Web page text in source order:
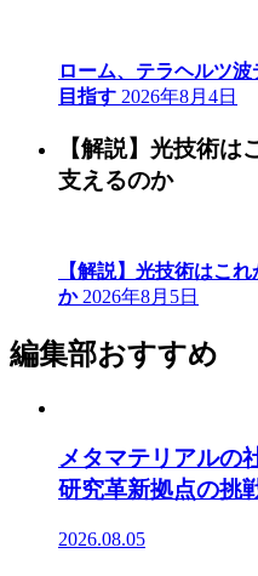
ローム、テラヘルツ
目指す 2026年8月4日
【解説】光技術は
支えるのか
【解説】光技術はこ
か 2026年8月5日
編集部おすすめ
メタマテリアル
研究革新拠点の挑
2026.08.05